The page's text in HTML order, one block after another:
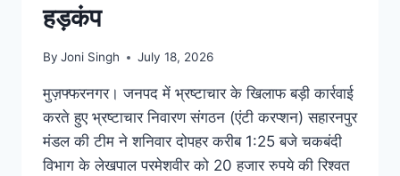
हड़कंप
By Joni Singh July 18, 2026
मुज़फ्फरनगर। जनपद में भ्रष्टाचार के खिलाफ बड़ी कार्रवाई
करते हुए भ्रष्टाचार निवारण संगठन (एंटी करप्शन) सहारनपुर
मंडल की टीम ने शनिवार दोपहर करीब 1:25 बजे चकबंदी
विभाग के लेखपाल परमेशवीर को 20 हजार रुपये की रिश्वत